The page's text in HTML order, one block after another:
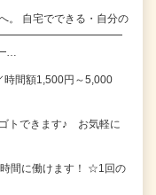
。 自宅でできる・自分の
━━━━━━━━━━━━━━
時間額1,500円～5,000
トできます♪ お気軽に
間に働けます！ ☆1回の